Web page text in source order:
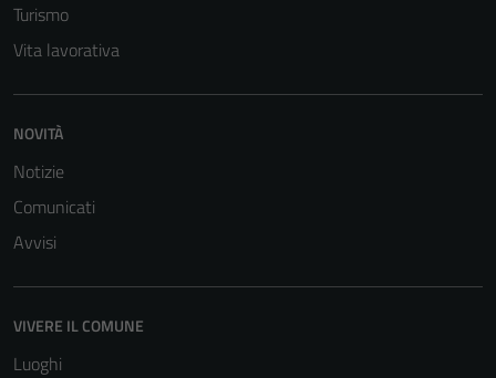
Turismo
Vita lavorativa
NOVITÀ
Notizie
Comunicati
Avvisi
VIVERE IL COMUNE
Luoghi